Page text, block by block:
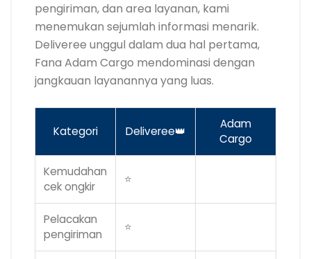
pengiriman, dan area layanan, kami
menemukan sejumlah informasi menarik.
Deliveree unggul dalam dua hal pertama,
Fana Adam Cargo mendominasi dengan
jangkauan layanannya yang luas.
Kategori Deliveree👑
Adam
Cargo
Kemudahan
cek ongkir
⭐
Pelacakan
pengiriman
⭐